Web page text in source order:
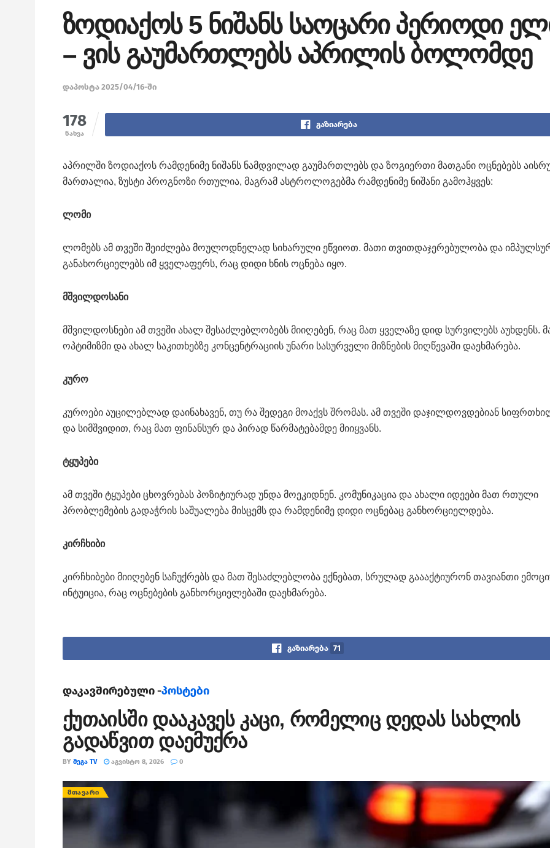
ზოდიაქოს 5 ნიშანს საოცარი პერიოდი
– ვის გაუმართლებს აპრილის ბოლომდე
დაპოსტა 2025/04/16-ში
178
ნახვა
გაზიარება
აპრილში ზოდიაქოს რამდენიმე ნიშანს ნამდვილად გაუმართლებს და ზოგიერთი მათგანი ოცნებებს
მართალია, ზუსტი პროგნოზი რთულია, მაგრამ ასტროლოგებმა რამდენიმე ნიშანი გამოჰყვეს:
ლომი
ლომებს ამ თვეში შეიძლება მოულოდნელად სიხარული ეწვიოთ. მათი თვითდაჯერებულობა და
განახორციელებს იმ ყველაფერს, რაც დიდი ხნის ოცნება იყო.
მშვილდოსანი
მშვილდოსნები ამ თვეში ახალ შესაძლებლობებს მიიღებენ, რაც მათ ყველაზე დიდ სურვილებს აუხდენს.
ოპტიმიზმი და ახალ საკითხებზე კონცენტრაციის უნარი სასურველი მიზნების მიღწევაში დაეხმარება.
კურო
კუროები აუცილებლად დაინახავენ, თუ რა შედეგი მოაქვს შრომას. ამ თვეში დაჯილდოვდებიან
და სიმშვიდით, რაც მათ ფინანსურ და პირად წარმატებამდე მიიყვანს.
ტყუპები
ამ თვეში ტყუპები ცხოვრებას პოზიტიურად უნდა მოეკიდნენ. კომუნიკაცია და ახალი იდეები მათ რთული
პრობლემების გადაჭრის საშუალება მისცემს და რამდენიმე დიდი ოცნებაც განხორციელდება.
კირჩხიბი
კირჩხიბები მიიღებენ საჩუქრებს და მათ შესაძლებლობა ექნებათ, სრულად გაააქტიურონ თავიანთი
ინტუიცია, რაც ოცნებების განხორციელებაში დაეხმარება.
გაზიარება 71
დაკავშირებული -პოსტები
ქუთაისში დააკავეს კაცი, რომელიც დედას სახლის
გადაწვით დაემუქრა
BY ᲛᲔᲒᲐ TV ᲐᲒᲕᲘᲡᲢᲝ 8, 2026 0
ᲛᲗᲐᲕᲐᲠᲘ